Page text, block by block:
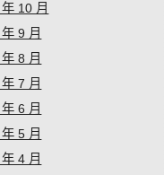
10 月
9 月
8 月
7 月
6 月
5 月
4 月